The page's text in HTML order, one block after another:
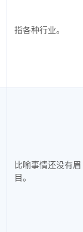
指各种行业。
比喻事情还没有眉
目。